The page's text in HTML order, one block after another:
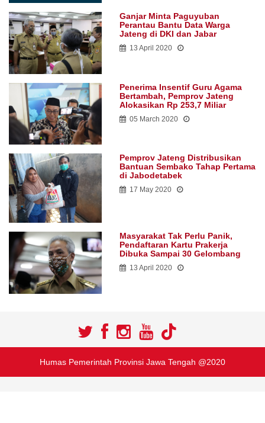
Ganjar Minta Paguyuban
Perantau Bantu Data Warga
Jateng di DKI dan Jabar
13 April 2020
Penerima Insentif Guru Agama
Bertambah, Pemprov Jateng
Alokasikan Rp 253,7 Miliar
05 March 2020
Pemprov Jateng Distribusikan
Bantuan Sembako Tahap Pertama
di Jabodetabek
17 May 2020
Masyarakat Tak Perlu Panik,
Pendaftaran Kartu Prakerja
Dibuka Sampai 30 Gelombang
13 April 2020
Humas Pemerintah Provinsi Jawa Tengah @2020